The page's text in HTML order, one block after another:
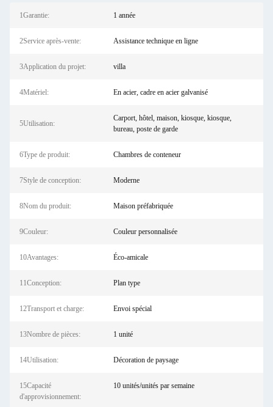
1Garantie: 1 année
2Service après-vente: Assistance technique en ligne
3Application du projet: villa
4Matériel: En acier, cadre en acier galvanisé
5Utilisation:
Carport, hôtel, maison, kiosque, kiosque,
bureau, poste de garde
6Type de produit: Chambres de conteneur
7Style de conception: Moderne
8Nom du produit: Maison préfabriquée
9Couleur: Couleur personnalisée
10Avantages: Éco-amicale
11Conception: Plan type
12Transport et charge: Envoi spécial
13Nombre de pièces: 1 unité
14Utilisation: Décoration de paysage
15Capacité
d'approvisionnement:
10 unités/unités par semaine